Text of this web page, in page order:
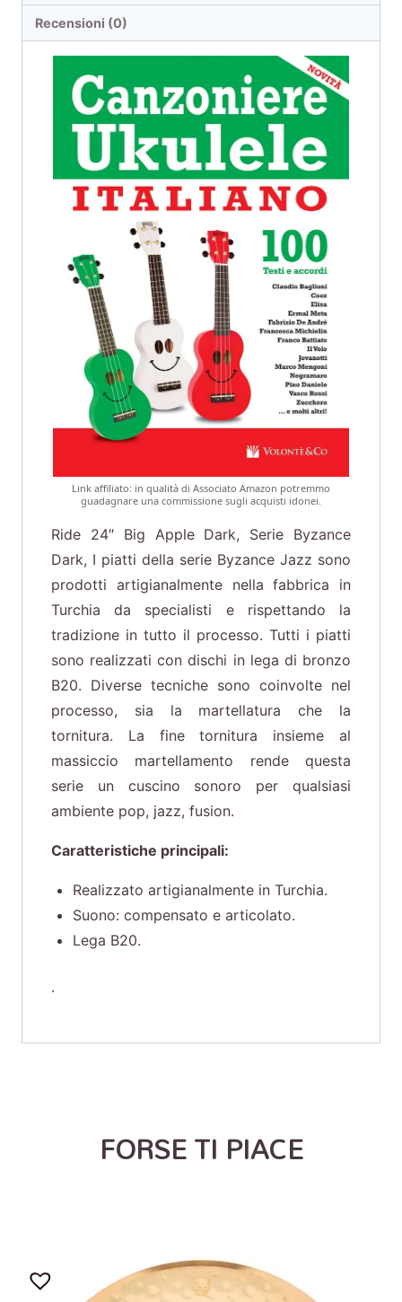
Recensioni (0)
Link affiliato: in qualità di Associato Amazon potremmo
guadagnare una commissione sugli acquisti idonei.
Ride 24″ Big Apple Dark, Serie Byzance
Dark, I piatti della serie Byzance Jazz sono
prodotti artigianalmente nella fabbrica in
Turchia da specialisti e rispettando la
tradizione in tutto il processo. Tutti i piatti
sono realizzati con dischi in lega di bronzo
B20. Diverse tecniche sono coinvolte nel
processo, sia la martellatura che la
tornitura. La fine tornitura insieme al
massiccio martellamento rende questa
serie un cuscino sonoro per qualsiasi
ambiente pop, jazz, fusion.
Caratteristiche principali:
Realizzato artigianalmente in Turchia.
Suono: compensato e articolato.
Lega B20.
.
FORSE TI PIACE